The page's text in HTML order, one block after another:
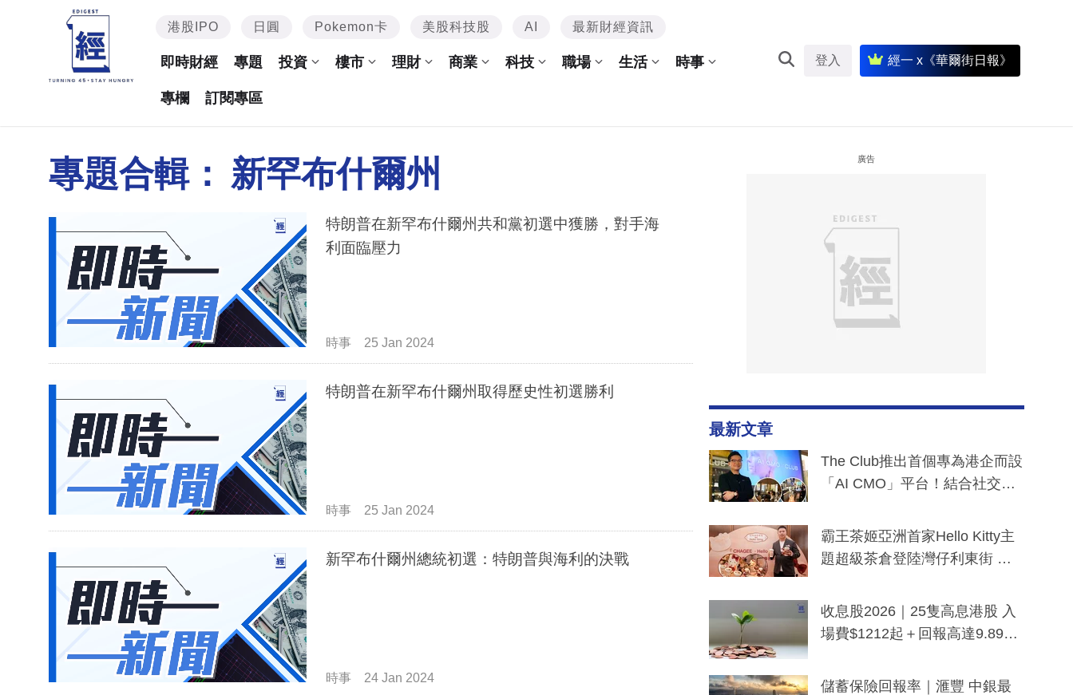
港股IPO 日圓 Pokemon卡 美股科技股 AI 最新財經資訊
即時財經 專題 投資 樓市 理財 商業 科技 職場 生活 時事
專欄 訂閱專區
登入 經一 x《華爾街日報》
專題合輯： 新罕布什爾州
特朗普在新罕布什爾州共和黨初選中獲勝，對手海
利面臨壓力
時事 25 Jan 2024
特朗普在新罕布什爾州取得歷史性初選勝利
時事 25 Jan 2024
新罕布什爾州總統初選：特朗普與海利的決戰
時事 24 Jan 2024
廣告
最新文章
The Club推出首個專為港企而設
「AI CMO」平台！結合社交聆
分鐘生成「貼地」宣傳短片
霸王茶姬亞洲首家Hello Kitty主
題超級茶倉登陸灣仔利東街 推
y及香港限定特調系列
收息股2026｜25隻高息港股 入
場費$1212起＋回報高達9.89
儲蓄保險回報率｜滙豐 中銀最